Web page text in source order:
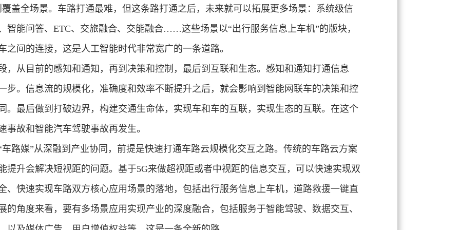
盖全场景。车路打通最难，但这条路打通之后，未来就可以拓展更多场景：系统级信
智能问答、ETC、交旅融合、交能融合……这些场景以“出行服务信息上车机”的版块，
之间的连接，这是人工智能时代非常宽广的一条道路。
，从目前的感知和通知，再到决策和控制，最后到互联和生态。感知和通知打通信息
步。信息流的规模化，准确度和效率不断提升之后，就会影响到智能网联车的决策和控
。最后做到打破边界，构建交通生命体，实现车和车的互联，实现生态的互联。在这个
故和智能汽车驾驶事故再发生。
路媒”从深融到产业协同，前提是快速打通车路云规模化交互之路。传统的车路云方案
提升会解决短视距的问题。基于5G来做超视距或者中视距的信息交互，可以快速实现双
、快速实现车路双方核心应用场景的落地，包括出行服务信息上车机，道路救援一键直
的角度来看，要有多场景应用实现产业的深度融合，包括服务于智能驾驶、数据交互、